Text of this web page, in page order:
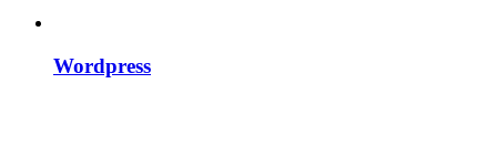
Wordpress